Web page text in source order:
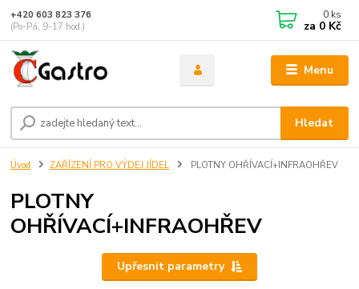
Menu
Hledat
+420 603 823 376
(Po-Pá, 9-17 hod.)
0 ks
za 0 Kč
Úvod ZAŘÍZENÍ PRO VÝDEJ JÍDEL PLOTNY OHŘÍVACÍ+INFRAOHŘEV
PLOTNY
OHŘÍVACÍ+INFRAOHŘEV
Upřesnit parametry